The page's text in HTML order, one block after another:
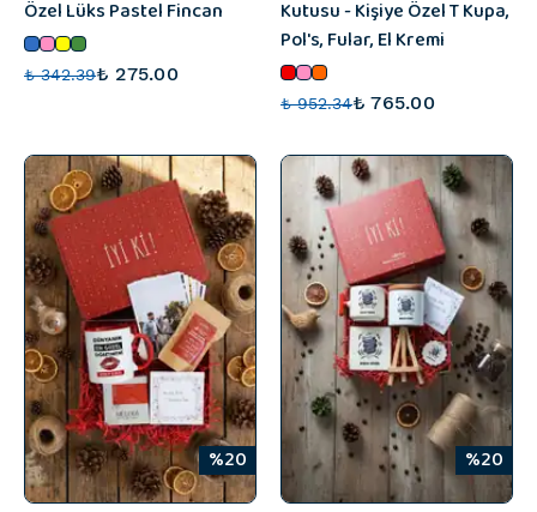
Özel Lüks Pastel Fincan
₺ 342.39₺ 275.00
Kutusu - Kişiye Özel T Kupa,
Pol's, Fular, El Kremi
₺ 952.34₺ 765.00
%20 %20